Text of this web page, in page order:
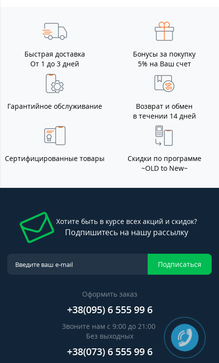
Быстрая доставка
От 1 до 3 дней
Бонусы за покупку
5% на Ваш счет
Гарантийное обслуживание
Возврат и обмен
в течении 14 дней
Сертифицированные товары
Скидки по программе
~OLD to New~
Хотите быть в курсе всех акций и скидок?
Подпишитесь на нашу рассылку
Подписаться
Оформить заказ
+38(095) 6 555 99 6
Звоните нам с 9:00 до 21:00
Без выходных
+38(073) 6 555 99 6